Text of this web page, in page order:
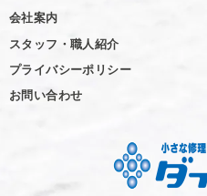
会社案内
スタッフ・職人紹介
プライバシーポリシー
お問い合わせ